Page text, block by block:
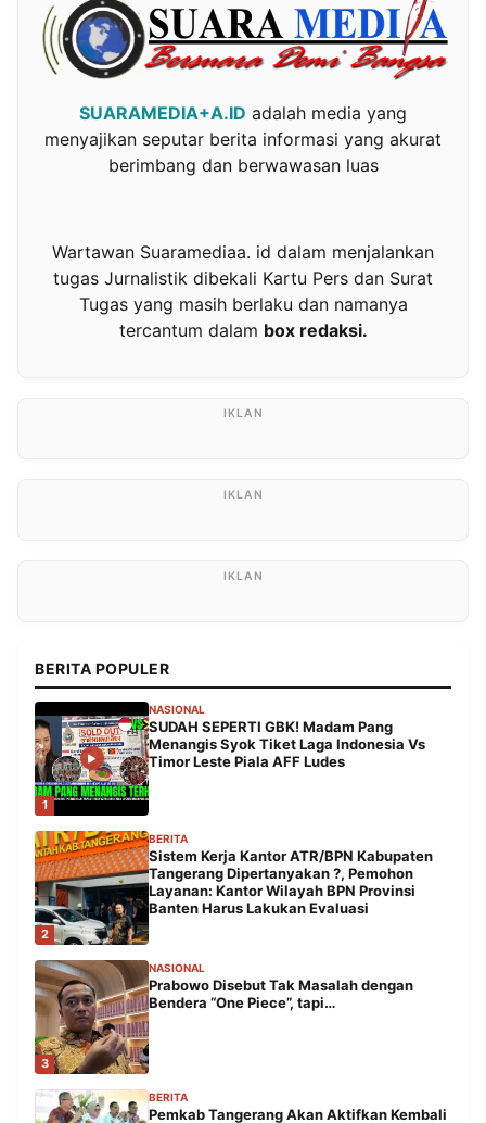
SUARAMEDIA+A.ID adalah media yang
menyajikan seputar berita informasi yang akurat
berimbang dan berwawasan luas
Wartawan Suaramediaa. id dalam menjalankan
tugas Jurnalistik dibekali Kartu Pers dan Surat
Tugas yang masih berlaku dan namanya
tercantum dalam box redaksi.
BERITA POPULER
1
NASIONAL
SUDAH SEPERTI GBK! Madam Pang
Menangis Syok Tiket Laga Indonesia Vs
Timor Leste Piala AFF Ludes
2
BERITA
Sistem Kerja Kantor ATR/BPN Kabupaten
Tangerang Dipertanyakan ?, Pemohon
Layanan: Kantor Wilayah BPN Provinsi
Banten Harus Lakukan Evaluasi
3
NASIONAL
Prabowo Disebut Tak Masalah dengan
Bendera “One Piece”, tapi…
BERITA
Pemkab Tangerang Akan Aktifkan Kembali